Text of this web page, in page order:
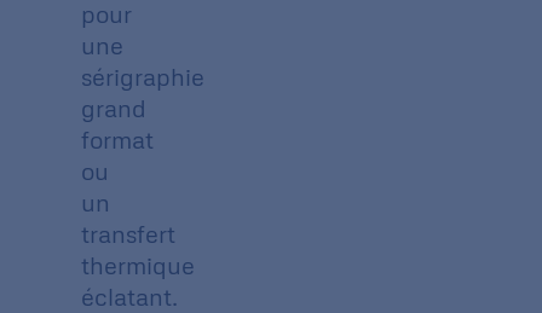
pour
une
sérigraphie
grand
format
ou
un
transfert
thermique
éclatant.